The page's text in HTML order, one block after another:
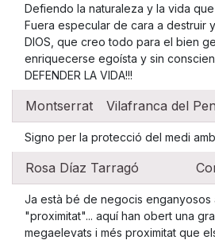
Defiendo la naturaleza y la vida
Fuera especular de cara a destruir
DIOS, que creo todo para el bien
enriquecerse egoísta y sin
DEFENDER LA VIDA!!!
Montserrat Vilafranca del
Signo per la protecció del medi
Rosa Díaz Tarragó
Ja està bé de negocis enganyosos
"proximitat"... aquí han obert una
megaelevats i més proximitat que